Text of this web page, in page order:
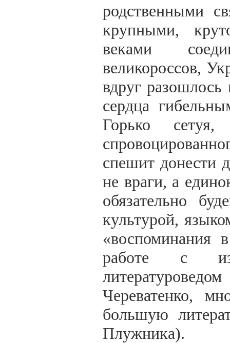
родственными
крупными,
веками
великороссов,
вдруг
сердца
Горько
спешит донести
не враги, а
обязательно
культурой,
«воспоминания
работе с
Череватенко,
большую
Плужника).